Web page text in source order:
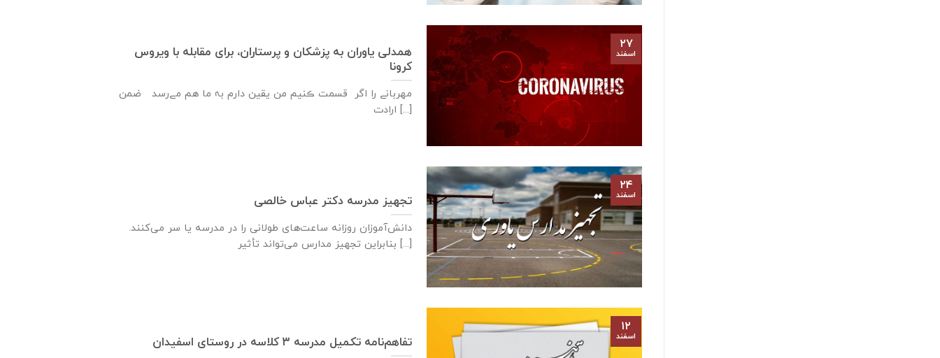
همدلی یاوران به پزشکان و پرستاران، برای مقابله با ویروس
کرونا
مهربانے را اگر قسمت ڪنیم من یقین دارم بہ ما هم مےرسد ضمن
ارادت [...]
۲۷
اسفند
تجهیز مدرسه دکتر عباس خالصی
دانش‌آموزان روزانه ساعت‌های طولانی را در مدرسه یا سر می‌کنند.
بنابراین تجهیز مدارس می‌تواند تأثیر [...]
۲۴
اسفند
تفاهم‌نامه تكميل مدرسه ٣ كلاسه در روستای اسفیدان
۱۲
اسفند